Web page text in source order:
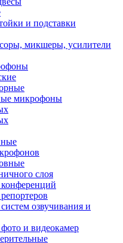
и подставки
микшеры, усилители
микрофоны
слоя
озвучивания и
и видеокамер